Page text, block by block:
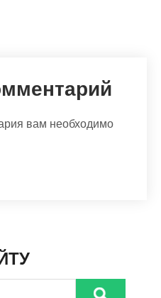
вам необходимо